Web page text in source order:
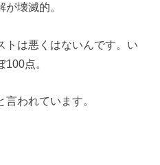
壊滅的。
トは悪くはないんです。い
点。
われています。